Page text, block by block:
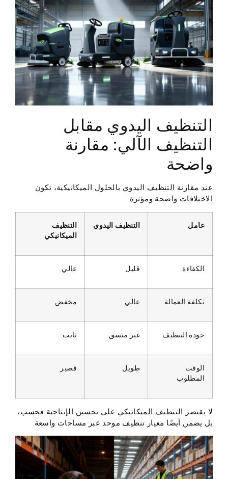
التنظيف اليدوي مقابل
التنظيف الآلي: مقارنة
واضحة
عند مقارنة التنظيف اليدوي بالحلول الميكانيكية، تكون
الاختلافات واضحة ومؤثرة.
عامل التنظيف اليدوي
التنظيف
الميكانيكي
الكفاءة قليل عالي
تكلفة العمالة عالي مخفض
جودة التنظيف غير متسق ثابت
الوقت
المطلوب
طويل قصير
لا يقتصر التنظيف الميكانيكي على تحسين الإنتاجية فحسب،
بل يضمن أيضًا معيار تنظيف موحد عبر مساحات واسعة.